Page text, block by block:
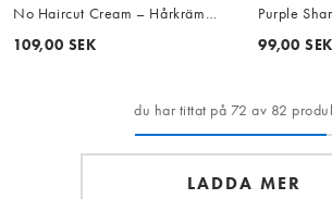
No Haircut Cream – Hårkräm
200 ml
109,00 SEK
Purple
200 ml
99,00 SEK
du har tittat på 72 av 82
LADDA MER